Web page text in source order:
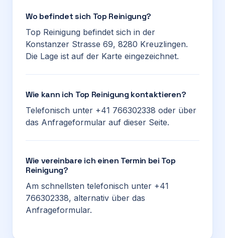
Wo befindet sich Top Reinigung?
Top Reinigung befindet sich in der
Konstanzer Strasse 69, 8280 Kreuzlingen.
Die Lage ist auf der Karte eingezeichnet.
Wie kann ich Top Reinigung kontaktieren?
Telefonisch unter +41 766302338 oder über
das Anfrageformular auf dieser Seite.
Wie vereinbare ich einen Termin bei Top
Reinigung?
Am schnellsten telefonisch unter +41
766302338, alternativ über das
Anfrageformular.